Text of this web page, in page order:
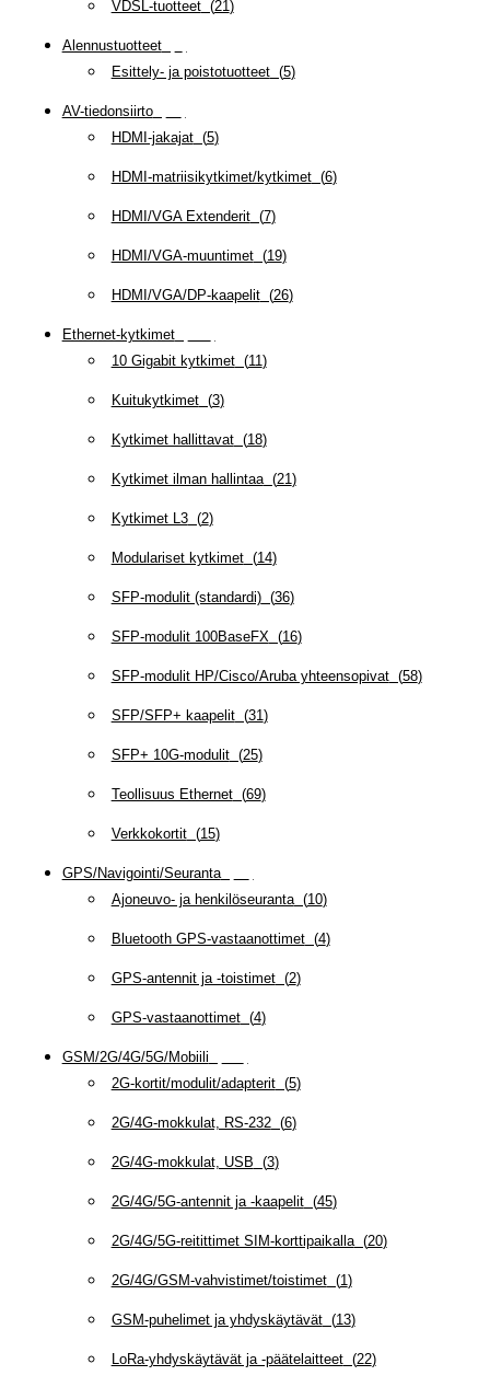
VDSL-tuotteet(21 )
Alennustuotteet(
Esittely- ja poistotuotteet(5)
AV-tiedonsiirto(
HDMI-jakajat(5)
HDMI-matriisikytkimet/kytkimet(6)
HDMI/VGA Extenderit(7)
HDMI/VGA-muuntimet(19)
HDMI/VGA/DP-kaapelit(26)
Ethernet-kytkimet(
10 Gigabit kytkimet(11 )
Kuitukytkimet(3)
Kytkimet hallittavat(18)
Kytkimet ilman hallintaa(21 )
Kytkimet L3(2)
Modulariset kytkimet(14)
SFP-modulit (standardi)(36)
SFP-modulit 100BaseFX (16)
SFP-modulit HP/Cisco/Aruba yhteensopivat(58)
SFP/SFP+ kaapelit(31 )
SFP+ 10G-modulit(25)
Teollisuus Ethernet(69)
Verkkokortit(15)
GPS/Navigointi/Seuranta(
Ajoneuvo- ja henkilöseuranta(10)
Bluetooth GPS-vastaanottimet(4)
GPS-antennit ja -toistimet(2)
GPS-vastaanottimet(4)
GSM/2G/4G/5G/Mobiili
2G-kortit/modulit/adapterit(5)
2G/4G-mokkulat, RS-232(6)
2G/4G-mokkulat, USB (3)
2G/4G/5G-antennit ja -kaapelit(45)
2G/4G/5G-reitittimet SIM-korttipaikalla(20)
2G/4G/GSM-vahvistimet/toistimet(1 )
GSM-puhelimet ja yhdyskäytävät(13)
LoRa-yhdyskäytävät ja -päätelaitteet(22)